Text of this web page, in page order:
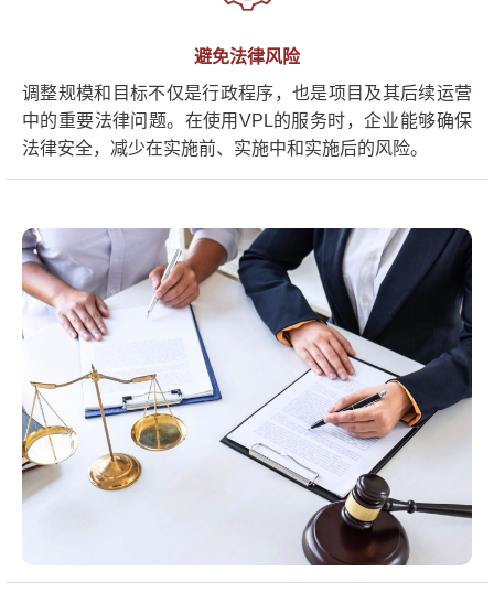
避免法律风险
调整规模和目标不仅是行政程序，也是项目及其后续运营
中的重要法律问题。在使用VPL的服务时，企业能够确保
法律安全，减少在实施前、实施中和实施后的风险。